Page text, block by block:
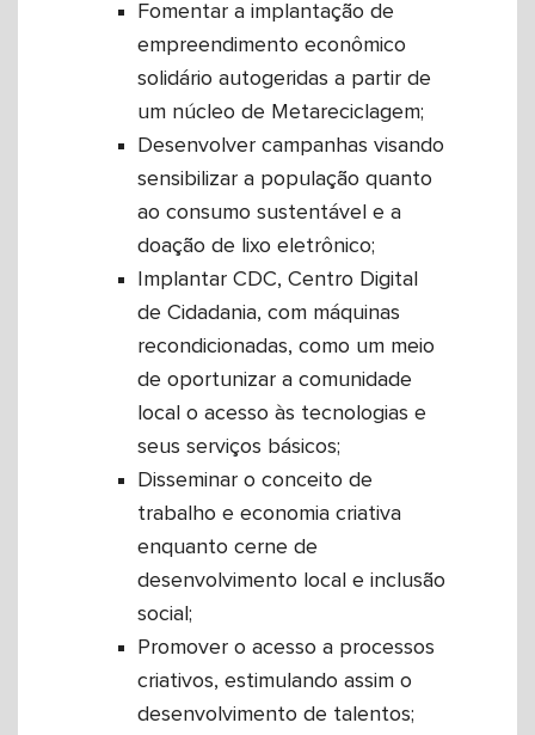
Fomentar a implantação de
empreendimento econômico
solidário autogeridas a partir de
um núcleo de Metareciclagem;
Desenvolver campanhas visando
sensibilizar a população quanto
ao consumo sustentável e a
doação de lixo eletrônico;
Implantar CDC, Centro Digital
de Cidadania, com máquinas
recondicionadas, como um meio
de oportunizar a comunidade
local o acesso às tecnologias e
seus serviços básicos;
Disseminar o conceito de
trabalho e economia criativa
enquanto cerne de
desenvolvimento local e inclusão
social;
Promover o acesso a processos
criativos, estimulando assim o
desenvolvimento de talentos;